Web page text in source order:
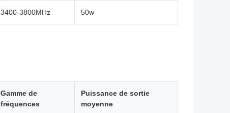
3400-3800MHz 50w
Gamme de
fréquences
Puissance de sortie
moyenne